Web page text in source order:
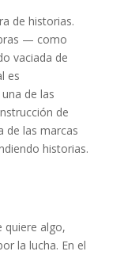
de historias.
— como
vaciada de
es
de las
de
de las marcas
historias.
quiere algo,
la lucha. En el